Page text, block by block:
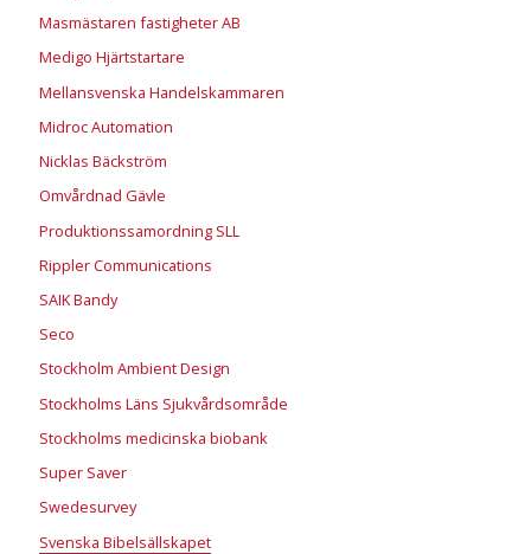
Masmästaren fastigheter AB
Medigo Hjärtstartare
Mellansvenska Handelskammaren
Midroc Automation
Nicklas Bäckström
Omvårdnad Gävle
Produktionssamordning SLL
Rippler Communications
SAIK Bandy
Seco
Stockholm Ambient Design
Stockholms Läns Sjukvårdsområde
Stockholms medicinska biobank
Super Saver
Swedesurvey
Svenska Bibelsällskapet